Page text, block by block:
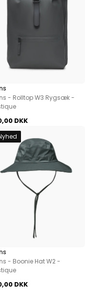
- Rolltop W3 Rygsæk -
DKK
- Boonie Hat W2 -
DKK